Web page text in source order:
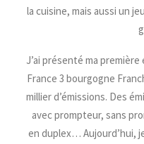
la cuisine, mais aussi un
J’ai présenté ma première
France 3 bourgogne
millier d’émissions. Des
avec prompteur, sans
en duplex… Aujourd’hui,